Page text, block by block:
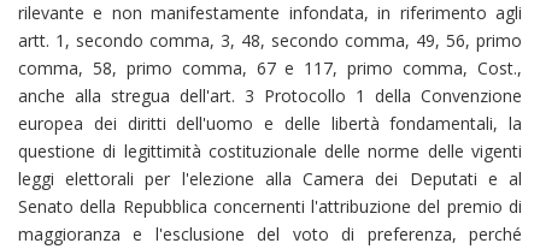
rilevante e non manifestamente infondata, in riferimento agli
artt. 1, secondo comma, 3, 48, secondo comma, 49, 56, primo
comma, 58, primo comma, 67 e 117, primo comma, Cost.,
anche alla stregua dell'art. 3 Protocollo 1 della Convenzione
europea dei diritti dell'uomo e delle libertà fondamentali, la
questione di legittimità costituzionale delle norme delle vigenti
leggi elettorali per l'elezione alla Camera dei Deputati e al
Senato della Repubblica concernenti l'attribuzione del premio di
maggioranza e l'esclusione del voto di preferenza, perché